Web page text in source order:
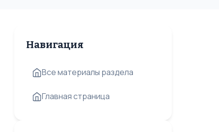
Навигация
Все материалы раздела
Главная страница